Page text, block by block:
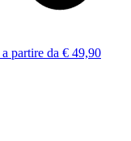
a partire da € 49,90